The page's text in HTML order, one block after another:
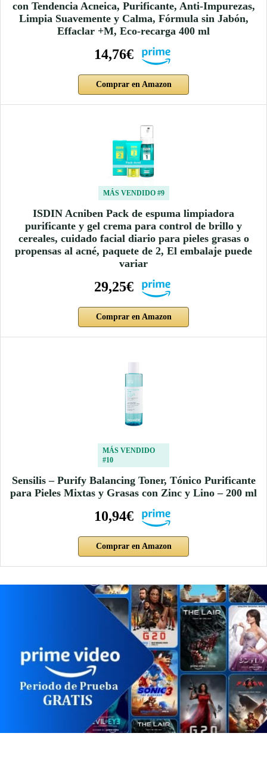
con Tendencia Acneica, Purificante, Anti-Impurezas,
Limpia Suavemente y Calma, Fórmula sin Jabón,
Effaclar +M, Eco-recarga 400 ml
14,76€
Comprar en Amazon
MÁS VENDIDO #9
ISDIN Acniben Pack de espuma limpiadora
purificante y gel crema para control de brillo y
cereales, cuidado facial diario para pieles grasas o
propensas al acné, paquete de 2, El embalaje puede
variar
29,25€
Comprar en Amazon
MÁS VENDIDO
#10
Sensilis – Purify Balancing Toner, Tónico Purificante
para Pieles Mixtas y Grasas con Zinc y Lino – 200 ml
10,94€
Comprar en Amazon